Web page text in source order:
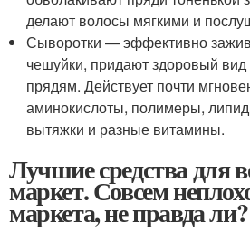
делают волосы мягкими и
Сыворотки — эффективно
чешуйки, придают здоровый
прядям. Действует почти
аминокислоты, полимеры,
вытяжки и разные витамины.
Лучшие средства для
маркет. Совсем
маркета, не правда ли?